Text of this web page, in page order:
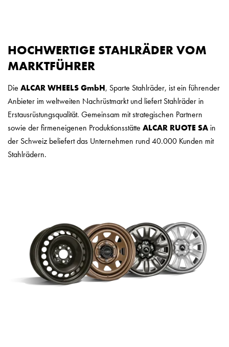
HOCHWERTIGE STAHLRÄDER VOM
MARKTFÜHRER
Die ALCAR WHEELS GmbH, Sparte Stahlräder, ist ein führender
Anbieter im weltweiten Nachrüstmarkt und liefert Stahlräder in
Erstausrüstungsqualität. Gemeinsam mit strategischen Partnern
sowie der firmeneigenen Produktionsstätte ALCAR RUOTE SA in
der Schweiz beliefert das Unternehmen rund 40.000 Kunden mit
Stahlrädern.